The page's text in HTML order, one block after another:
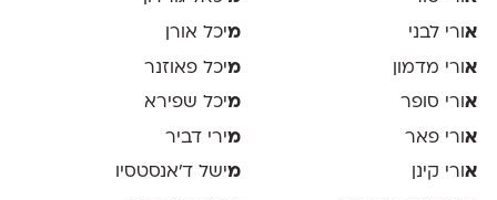
אורי לבני
אורי מדמון
אורי סופר
אורי פאר
אורי קינן
מיכל אורן
מיכל פאוזנר
מיכל שפירא
מירי דביר
מישל ד׳אנסטסיו